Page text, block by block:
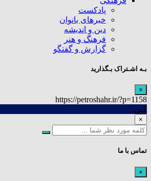
پادکست
خبرهای بانوان
دین و اندیشه
فرهنگ و هنر
گزارش و گفتگو
بـه اشـتراک بـگذارید
×
https://petroshahr.ir/?p=1158
کپی
×
تماس با ما
×